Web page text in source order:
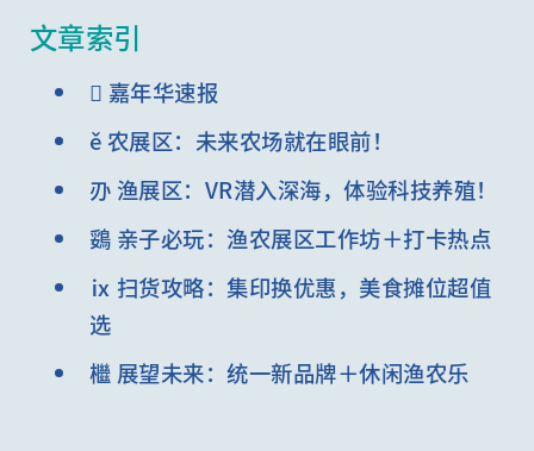
文章索引
 嘉年华速报
ě 农展区：未来农场就在眼前！
刅 渔展区：VR潜入深海，体验科技养殖！
鵎 亲子必玩：渔农展区工作坊＋打卡热点
ⅸ️ 扫货攻略：集印换优惠，美食摊位超值
选
檵 展望未来：统一新品牌＋休闲渔农乐